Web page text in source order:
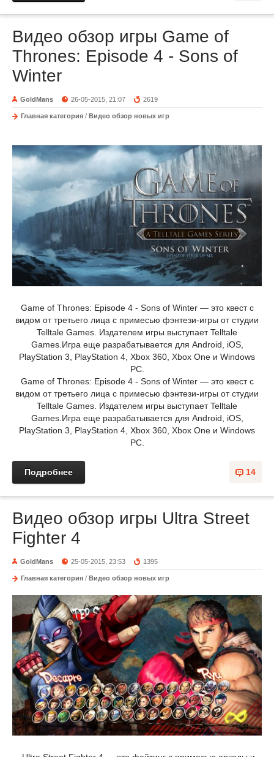
Видео обзор игры Game of
Thrones: Episode 4 - Sons of
Winter
GoldMans 26-05-2015, 21:07 2619
Главная категория / Видео обзор новых игр
Game of Thrones: Episode 4 - Sons of Winter — это квест с
видом от третьего лица с примесью фэнтези-игры от студии
Telltale Games. Издателем игры выступает Telltale
Games.Игра еще разрабатывается для Android, iOS,
PlayStation 3, PlayStation 4, Xbox 360, Xbox One и Windows
PC.
Game of Thrones: Episode 4 - Sons of Winter — это квест с
видом от третьего лица с примесью фэнтези-игры от студии
Telltale Games. Издателем игры выступает Telltale
Games.Игра еще разрабатывается для Android, iOS,
PlayStation 3, PlayStation 4, Xbox 360, Xbox One и Windows
PC.
14
Подробнее
Видео обзор игры Ultra Street
Fighter 4
GoldMans 25-05-2015, 23:53 1395
Главная категория / Видео обзор новых игр